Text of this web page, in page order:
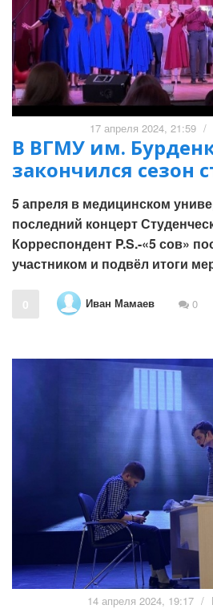
17 апреля 2024, 21:59 /
В ВГМУ им.
закончился сезон
5 апреля в медицинском
последний концерт
Корреспондент P.S.-«5 сов»
участником и подвёл итоги
0 Иван Мамаев 0
14 апреля 2024, 19:17 /